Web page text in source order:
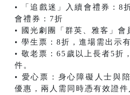
• 「追戲迷」入續會禮券：8
會禮券：7折
• 國光劇團「群英、雅客」會
• 學生票：8折，進場需出示
• 敬老票：65歲以上長者5折
件。
• 愛心票：身心障礙人士與
優惠，兩人需同時憑有效證件